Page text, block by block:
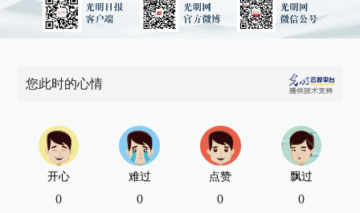
您此时的心情
开心
0
难过
0
点赞
0
飘过
0